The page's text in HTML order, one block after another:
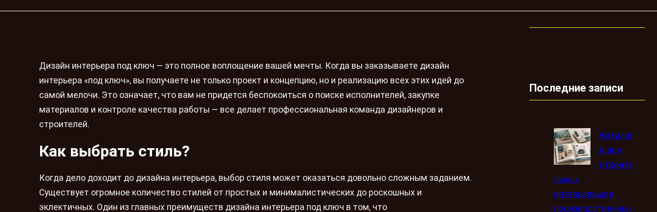
Дизайн интерьера под ключ — это полное воплощение вашей мечты. Когда вы заказываете дизайн
интерьера «под ключ», вы получаете не только проект и концепцию, но и реализацию всех этих идей до
самой мелочи. Это означает, что вам не придется беспокоиться о поиске исполнителей, закупке
материалов и контроле качества работы — все делает профессиональная команда дизайнеров и
строителей.
Как выбрать стиль?
Когда дело доходит до дизайна интерьера, выбор стиля может оказаться довольно сложным заданием.
Существует огромное количество стилей от простых и минималистических до роскошных и
эклектичных. Один из главных преимуществ дизайна интерьера под ключ в том, что
Последние записи
Каталог
и для
строите
льных,
интерьерных и
производственных